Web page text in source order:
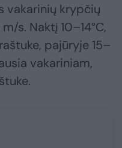
vakarinių krypčių
s. Naktį 10–14°C,
pajūryje 15–
vakariniam,